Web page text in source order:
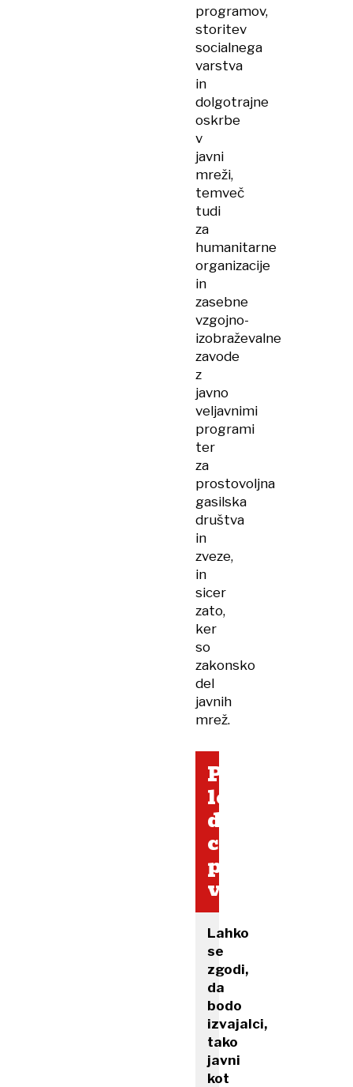
programov,
storitev
socialnega
varstva
in
dolgotrajne
oskrbe
v
javni
mreži,
temveč
tudi
za
humanitarne
organizacije
in
zasebne
vzgojno-
izobraževalne
zavode
z
javno
veljavnimi
programi
ter
za
prostovoljna
gasilska
društva
in
zveze,
in
sicer
zato,
ker
so
zakonsko
del
javnih
mrež.
Prihodnje
leto
dvig
cen
pri
vseh?
Lahko
se
zgodi,
da
bodo
izvajalci,
tako
javni
kot